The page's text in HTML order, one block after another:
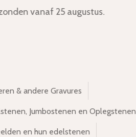
vanaf 25 augustus.
& andere Gravures
Jumbostenen en Oplegstenen
en hun edelstenen